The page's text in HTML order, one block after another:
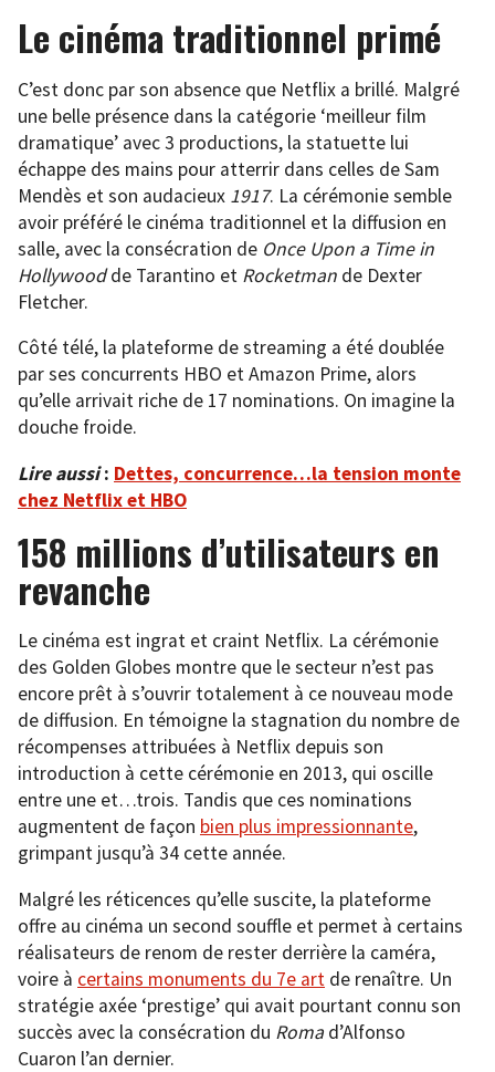
Le cinéma traditionnel primé
C’est donc par son absence que Netflix a brillé. Malgré
une belle présence dans la catégorie ‘meilleur film
dramatique’ avec 3 productions, la statuette lui
échappe des mains pour atterrir dans celles de Sam
Mendès et son audacieux 1917. La cérémonie semble
avoir préféré le cinéma traditionnel et la diffusion en
salle, avec la consécration de Once Upon a Time in
Hollywoodde Tarantino et Rocketman de Dexter
Fletcher.
Côté télé, la plateforme de streaming a été doublée
par ses concurrents HBO et Amazon Prime, alors
qu’elle arrivait riche de 17 nominations. On imagine la
douche froide.
Lire aussi: Dettes, concurrence…la tension monte
chez Netflix et HBO
158 millions d’utilisateurs en
revanche
Le cinéma est ingrat et craint Netflix. La cérémonie
des Golden Globes montre que le secteur n’est pas
encore prêt à s’ouvrir totalement à ce nouveau mode
de diffusion. En témoigne la stagnation du nombre de
récompenses attribuées à Netflix depuis son
introduction à cette cérémonie en 2013, qui oscille
entre une et…trois. Tandis que ces nominations
augmentent de façon bien plus impressionnante,
grimpant jusqu’à 34 cette année.
Malgré les réticences qu’elle suscite, la plateforme
offre au cinéma un second souffle et permet à certains
réalisateurs de renom de rester derrière la caméra,
voire à certains monuments du 7e art de renaître. Un
stratégie axée ‘prestige’ qui avait pourtant connu son
succès avec la consécration du Roma d’Alfonso
Cuaron l’an dernier.